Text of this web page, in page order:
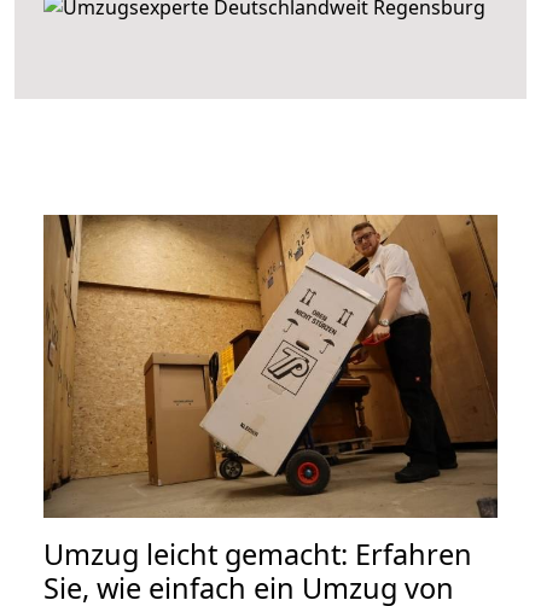
Umzug leicht gemacht: Erfahren
Sie, wie einfach ein Umzug von